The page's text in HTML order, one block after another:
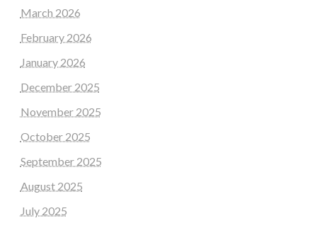
March 2026
February 2026
January 2026
December 2025
November 2025
October 2025
September 2025
August 2025
July 2025